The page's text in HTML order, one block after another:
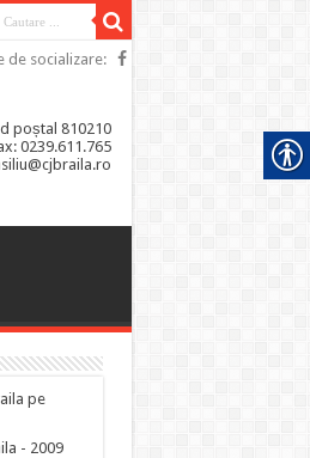
de socializare:
poștal 810210
0239.611.765
pe
- 2009